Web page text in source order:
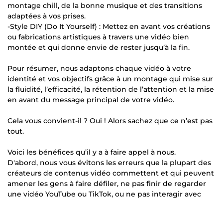
montage chill, de la bonne musique et des transitions
adaptées à vos prises.
-Style DIY (Do It Yourself) : Mettez en avant vos créations
ou fabrications artistiques à travers une vidéo bien
montée et qui donne envie de rester jusqu’à la fin.
Pour résumer, nous adaptons chaque vidéo à votre
identité et vos objectifs grâce à un montage qui mise sur
la fluidité, l’efficacité, la rétention de l’attention et la mise
en avant du message principal de votre vidéo.
Cela vous convient-il ? Oui ! Alors sachez que ce n’est pas
tout.
Voici les bénéfices qu’il y a à faire appel à nous.
D'abord, nous vous évitons les erreurs que la plupart des
créateurs de contenus vidéo commettent et qui peuvent
amener les gens à faire défiler, ne pas finir de regarder
une vidéo YouTube ou TikTok, ou ne pas interagir avec